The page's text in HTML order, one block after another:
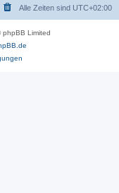
Alle Zeiten sind UTC+02:00
Limited